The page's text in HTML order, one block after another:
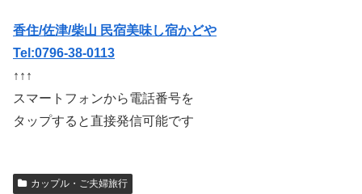
香住/佐津/柴山 民宿美味し宿かどや
Tel:0796-38-0113
↑↑↑
スマートフォンから電話番号を
タップすると直接発信可能です
カップル・ご夫婦旅行